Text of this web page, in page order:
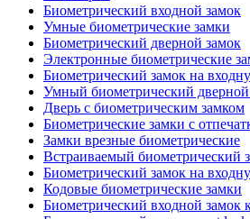
Биометрический входной замок
Умные биометрические замки
Биометрический дверной замок
Электронные биометрические
Биометрический замок на
Умный биометрический дверной
Дверь с биометрическим замком
Биометрические замки с
Замки врезные биометрические
Встраиваемый биометрический
Биометрический замок на
Кодовые биометрические замки
Биометрический входной замок